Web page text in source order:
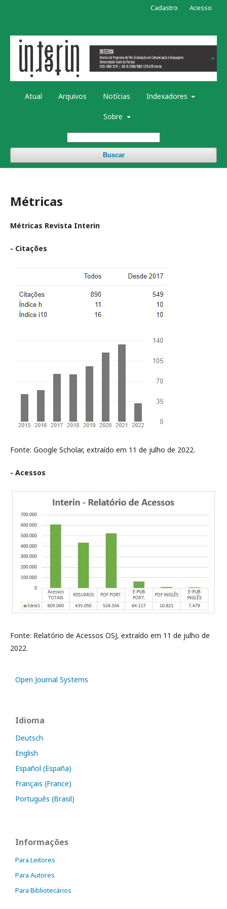
Atual Arquivos Notícias Indexadores
Sobre
Buscar
Cadastro Acesso
Métricas
Métricas Revista Interin
- Citações
Fonte: Google Scholar, extraído em 11 de julho de 2022.
- Acessos
Fonte: Relatório de Acessos OSJ, extraído em 11 de julho de
2022.
Open Journal Systems
Idioma
Deutsch
English
Español (España)
Français (France)
Português (Brasil)
Informações
Para Leitores
Para Autores
Para Bibliotecários